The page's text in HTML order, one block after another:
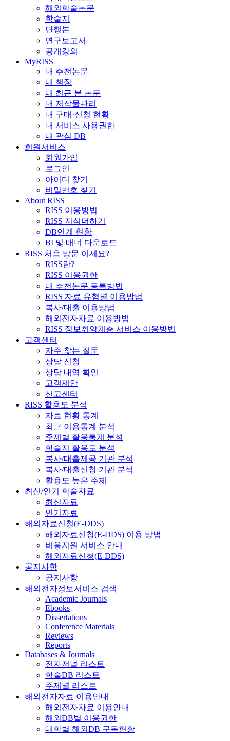
해외학술논문
학술지
단행본
연구보고서
공개강의
MyRISS
내 추천논문
내 책장
내 최근 본 논문
내 저작물관리
내 구매·신청 현황
내 서비스 사용권한
내 관심 DB
회원서비스
회원가입
로그인
아이디 찾기
비밀번호 찾기
About RISS
RISS 이용방법
RISS 지식더하기
DB연계 현황
BI 및 배너 다운로드
RISS 처음 방문 이세요?
RISS란?
RISS 이용권한
내 추천논문 등록방법
RISS 자료 유형별 이용방법
복사/대출 이용방법
해외전자자료 이용방법
RISS 정보취약계층 서비스 이용방법
고객센터
자주 찾는 질문
상담 신청
상담 내역 확인
고객제안
신고센터
RISS 활용도 분석
자료 현황 통계
최근 이용통계 분석
주제별 활용통계 분석
학술지 활용도 분석
복사/대출제공 기관 분석
복사/대출신청 기관 분석
활용도 높은 주제
최신/인기 학술자료
최신자료
인기자료
해외자료신청(E-DDS)
해외자료신청(E-DDS) 이용 방법
비용지원 서비스 안내
해외자료신청(E-DDS)
공지사항
공지사항
해외전자정보서비스 검색
Academic Journals
Ebooks
Dissertations
Conference Materials
Reviews
Reports
Databases & Journals
전자저널 리스트
학술DB 리스트
주제별 리스트
해외전자자료 이용안내
해외전자자료 이용안내
해외DB별 이용권한
대학별 해외DB 구독현황